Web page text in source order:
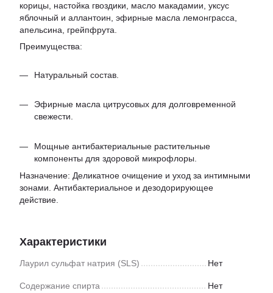
корицы, настойка гвоздики, масло макадамии, уксус
яблочный и аллантоин, эфирные масла лемонграсса,
апельсина, грейпфрута.
Преимущества:
Натуральный состав.
Эфирные масла цитрусовых для долговременной
свежести.
Мощные антибактериальные растительные
компоненты для здоровой микрофлоры.
Назначение: Деликатное очищение и уход за интимными
зонами. Антибактериальное и дезодорирующее
действие.
Характеристики
Лаурил сульфат натрия (SLS) Нет
Содержание спирта Нет